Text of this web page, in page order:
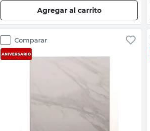
Agregar al carrito
Comparar
Vista rápida